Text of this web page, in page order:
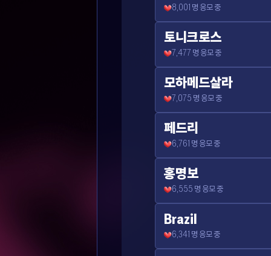
8,001 명 응모 중
토니크로스
7,477 명 응모 중
모하메드살라
7,075 명 응모 중
페드리
6,761 명 응모 중
홍명보
6,555 명 응모 중
Brazil
6,341 명 응모 중